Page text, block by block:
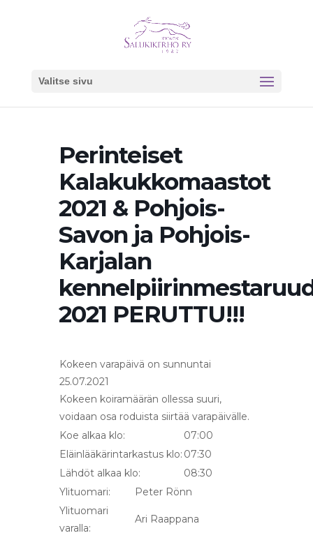
Valitse sivu
Perinteiset
Kalakukkomaastot
2021 & Pohjois-
Savon ja Pohjois-
Karjalan
2021 PERUTTU!!!
Kokeen varapäivä on sunnuntai
25.07.2021
Kokeen koiramäärän ollessa suuri,
voidaan osa roduista siirtää varapäivälle.
Koe alkaa klo:
07:00
Eläinlääkärintarkastus klo: 07:30
Lähdöt alkaa klo:
08:30
Ylituomari:
Peter Rönn
Ylituomari
varalla:
Ari Raappana